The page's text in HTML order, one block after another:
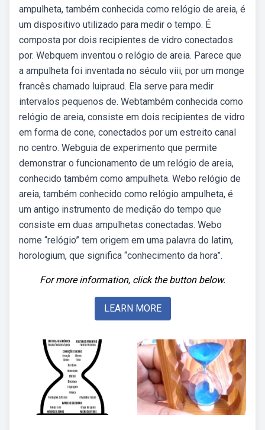
ampulheta, também conhecida como relógio de areia, é
um dispositivo utilizado para medir o tempo. É
composta por dois recipientes de vidro conectados
por. Webquem inventou o relógio de areia. Parece que
a ampulheta foi inventada no século viii, por um monge
francês chamado luipraud. Ela serve para medir
intervalos pequenos de. Webtambém conhecida como
relógio de areia, consiste em dois recipientes de vidro
em forma de cone, conectados por um estreito canal
no centro. Webguia de experimento que permite
demonstrar o funcionamento de um relógio de areia,
conhecido também como ampulheta. Webo relógio de
areia, também conhecido como relógio ampulheta, é
um antigo instrumento de medição do tempo que
consiste em duas ampulhetas conectadas. Webo
nome “relógio” tem origem em uma palavra do latim,
horologium, que significa “conhecimento da hora”.
For more information, click the button below.
LEARN MORE